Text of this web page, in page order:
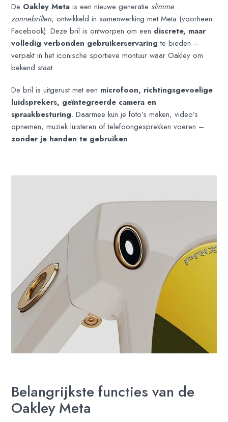
De Oakley Meta is een nieuwe generatie slimme
zonnebrillen, ontwikkeld in samenwerking met Meta (voorheen
Facebook). Deze bril is ontworpen om een discrete, maar
volledig verbonden gebruikerservaring te bieden –
verpakt in het iconische sportieve montuur waar Oakley om
bekend staat.
De bril is uitgerust met een microfoon, richtingsgevoelige
luidsprekers, geïntegreerde camera en
spraakbesturing. Daarmee kun je foto’s maken, video’s
opnemen, muziek luisteren of telefoongesprekken voeren –
zonder je handen te gebruiken.
Belangrijkste functies van de
Oakley Meta